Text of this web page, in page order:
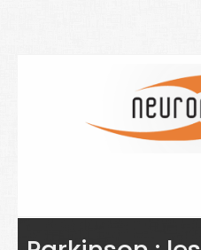
Actualités